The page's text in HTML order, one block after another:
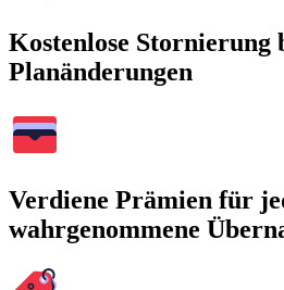
Kostenlose Stornierung
Planänderungen
Verdiene Prämien für
wahrgenommene